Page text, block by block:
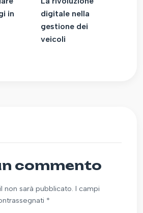
in
digitale nella
gestione dei
veicoli
commento
non sarà pubblicato. I campi
*